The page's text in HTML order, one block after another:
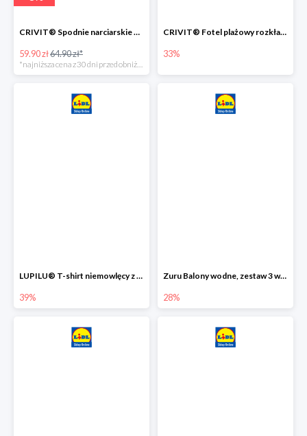
CRIVIT® Spodnie narciarskie dziewczęce
59.90 zł64.90 zł*
*najniższa cena z 30 dni przed obniżką
CRIVIT® Fotel plażowy rozkładany / Brodzik dziecięcy
33%
LUPILU® T-shirt niemowlęcy z biobawełny -39%
39%
Zuru Balony wodne, zestaw 3 wiązek -28%
28%